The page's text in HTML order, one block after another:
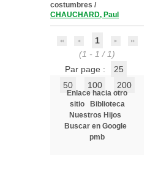
costumbres /
CHAUCHARD, Paul
1
(1 - 1 / 1)
Par page :
25
50
100 200
Enlace hacia otro
sitio
Biblioteca
Nuestros Hijos
Buscar en Google
pmb